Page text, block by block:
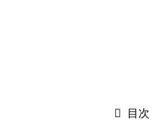
目次